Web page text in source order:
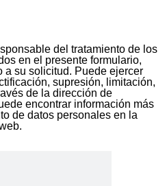
del tratamiento de los
en el presente formulario,
a su solicitud. Puede ejercer
supresión, limitación,
de la dirección de
encontrar información más
de datos personales en la